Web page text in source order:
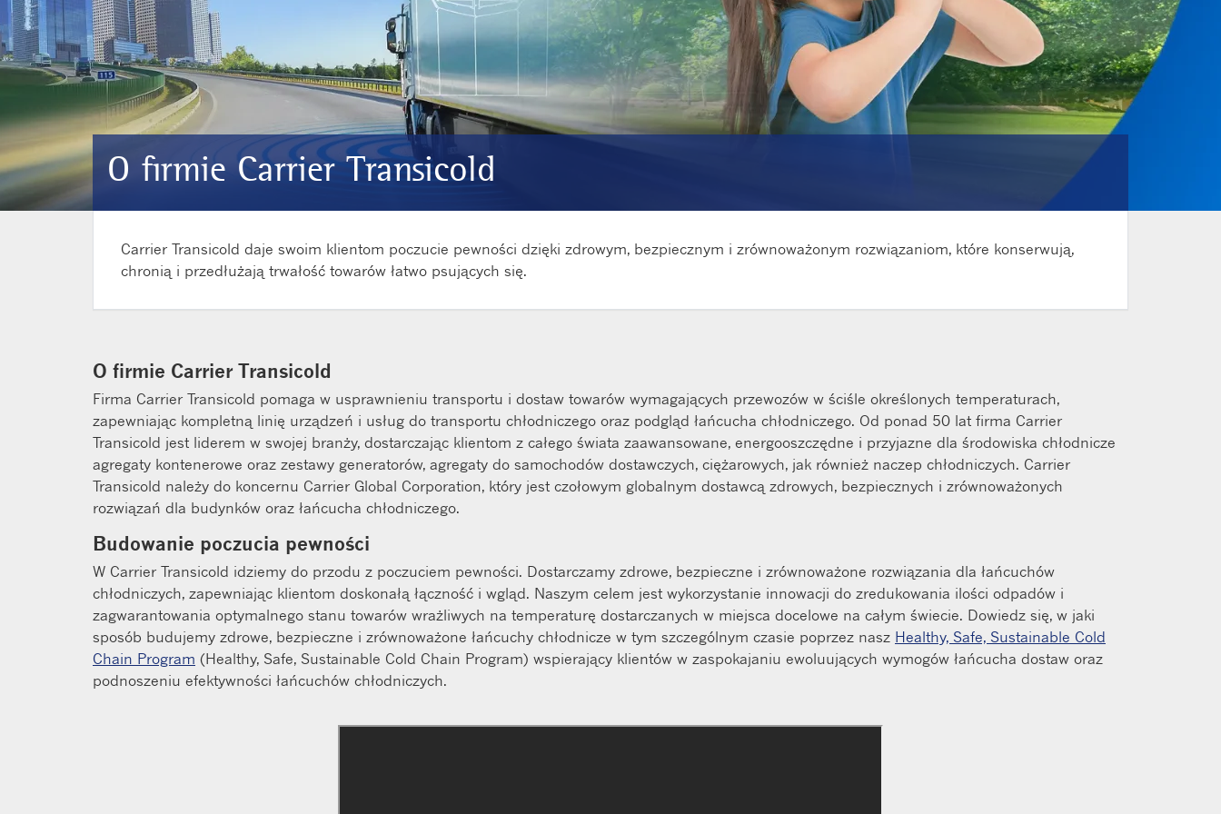
O firmie Carrier Transicold
Carrier Transicold daje swoim klientom poczucie pewności dzięki zdrowym, bezpiecznym i zrównoważonym rozwiązaniom, które konserwują,
chronią i przedłużają trwałość towarów łatwo psujących się.
O firmie Carrier Transicold
Firma Carrier Transicold pomaga w usprawnieniu transportu i dostaw towarów wymagających przewozów w ściśle określonych temperaturach,
zapewniając kompletną linię urządzeń i usług do transportu chłodniczego oraz podgląd łańcucha chłodniczego. Od ponad 50 lat firma Carrier
Transicold jest liderem w swojej branży, dostarczając klientom z całego świata zaawansowane, energooszczędne i przyjazne dla środowiska chłodnicze
agregaty kontenerowe oraz zestawy generatorów, agregaty do samochodów dostawczych, ciężarowych, jak również naczep chłodniczych. Carrier
Transicold należy do koncernu Carrier Global Corporation, który jest czołowym globalnym dostawcą zdrowych, bezpiecznych i zrównoważonych
rozwiązań dla budynków oraz łańcucha chłodniczego.
Budowanie poczucia pewności
W Carrier Transicold idziemy do przodu z poczuciem pewności. Dostarczamy zdrowe, bezpieczne i zrównoważone rozwiązania dla łańcuchów
chłodniczych, zapewniając klientom doskonałą łączność i wgląd. Naszym celem jest wykorzystanie innowacji do zredukowania ilości odpadów i
zagwarantowania optymalnego stanu towarów wrażliwych na temperaturę dostarczanych w miejsca docelowe na całym świecie. Dowiedz się, w jaki
sposób budujemy zdrowe, bezpieczne i zrównoważone łańcuchy chłodnicze w tym szczególnym czasie poprzez nasz Healthy, Safe, Sustainable Cold
Chain Program (Healthy, Safe, Sustainable Cold Chain Program) wspierający klientów w zaspokajaniu ewoluujących wymogów łańcucha dostaw oraz
podnoszeniu efektywności łańcuchów chłodniczych.